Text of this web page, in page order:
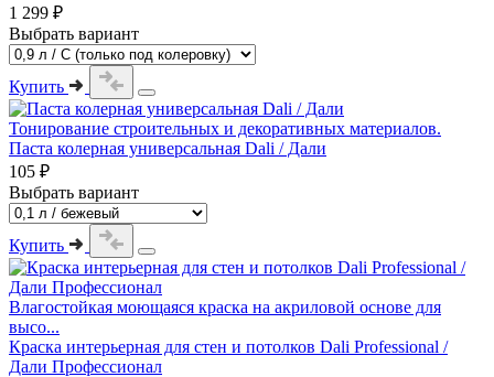
1 299 ₽
Выбрать вариант
Купить
Тонирование строительных и декоративных материалов.
Паста колерная универсальная Dali / Дали
105 ₽
Выбрать вариант
Купить
Влагостойкая моющаяся краска на акриловой основе для
высо...
Краска интерьерная для стен и потолков Dali Professional /
Дали Профессионал